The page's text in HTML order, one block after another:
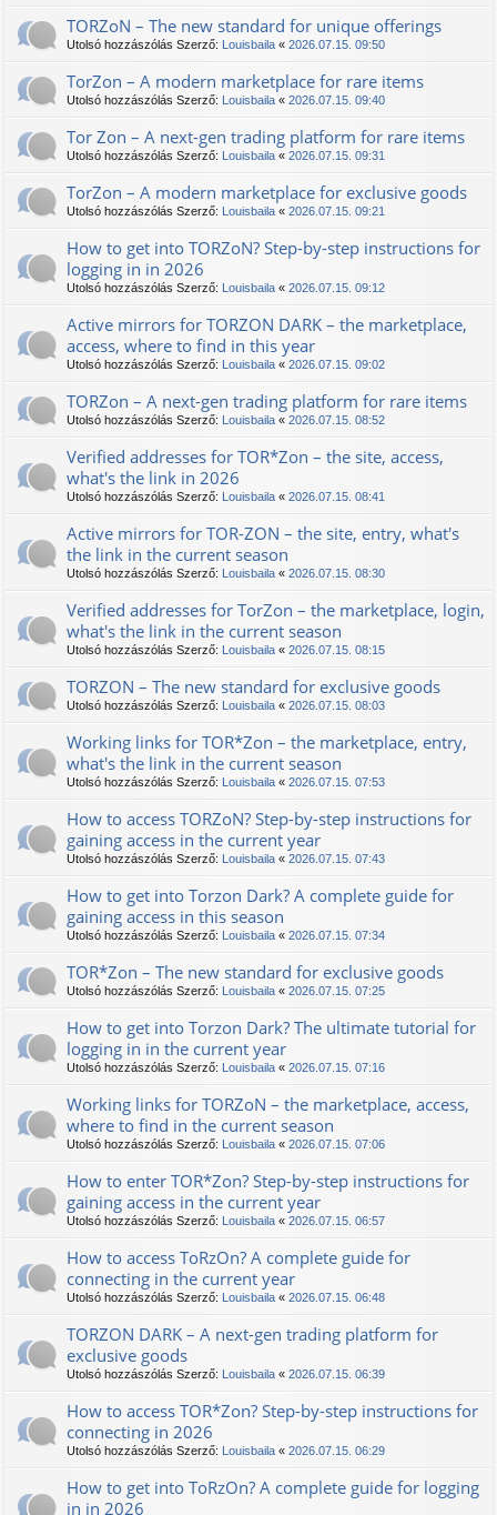
TORZoN – The new standard for unique offerings
Utolsó hozzászólás Szerző: Louisbaila « 2026.07.15. 09:50
TorZon – A modern marketplace for rare items
Utolsó hozzászólás Szerző: Louisbaila « 2026.07.15. 09:40
Tor Zon – A next-gen trading platform for rare items
Utolsó hozzászólás Szerző: Louisbaila « 2026.07.15. 09:31
TorZon – A modern marketplace for exclusive goods
Utolsó hozzászólás Szerző: Louisbaila « 2026.07.15. 09:21
How to get into TORZoN? Step-by-step instructions for
logging in in 2026
Utolsó hozzászólás Szerző: Louisbaila « 2026.07.15. 09:12
Active mirrors for TORZON DARK – the marketplace,
access, where to find in this year
Utolsó hozzászólás Szerző: Louisbaila « 2026.07.15. 09:02
TORZon – A next-gen trading platform for rare items
Utolsó hozzászólás Szerző: Louisbaila « 2026.07.15. 08:52
Verified addresses for TOR*Zon – the site, access,
what's the link in 2026
Utolsó hozzászólás Szerző: Louisbaila « 2026.07.15. 08:41
Active mirrors for TOR-ZON – the site, entry, what's
the link in the current season
Utolsó hozzászólás Szerző: Louisbaila « 2026.07.15. 08:30
Verified addresses for TorZon – the marketplace, login,
what's the link in the current season
Utolsó hozzászólás Szerző: Louisbaila « 2026.07.15. 08:15
ТОRZON – The new standard for exclusive goods
Utolsó hozzászólás Szerző: Louisbaila « 2026.07.15. 08:03
Working links for TOR*Zon – the marketplace, entry,
what's the link in the current season
Utolsó hozzászólás Szerző: Louisbaila « 2026.07.15. 07:53
How to access TORZoN? Step-by-step instructions for
gaining access in the current year
Utolsó hozzászólás Szerző: Louisbaila « 2026.07.15. 07:43
How to get into Torzon Dark? A complete guide for
gaining access in this season
Utolsó hozzászólás Szerző: Louisbaila « 2026.07.15. 07:34
TOR*Zon – The new standard for exclusive goods
Utolsó hozzászólás Szerző: Louisbaila « 2026.07.15. 07:25
How to get into Torzon Dark? The ultimate tutorial for
logging in in the current year
Utolsó hozzászólás Szerző: Louisbaila « 2026.07.15. 07:16
Working links for TORZoN – the marketplace, access,
where to find in the current season
Utolsó hozzászólás Szerző: Louisbaila « 2026.07.15. 07:06
How to enter TOR*Zon? Step-by-step instructions for
gaining access in the current year
Utolsó hozzászólás Szerző: Louisbaila « 2026.07.15. 06:57
How to access TоRzOn? A complete guide for
connecting in the current year
Utolsó hozzászólás Szerző: Louisbaila « 2026.07.15. 06:48
TORZON DARK – A next-gen trading platform for
exclusive goods
Utolsó hozzászólás Szerző: Louisbaila « 2026.07.15. 06:39
How to access TOR*Zon? Step-by-step instructions for
connecting in 2026
Utolsó hozzászólás Szerző: Louisbaila « 2026.07.15. 06:29
How to get into TоRzOn? A complete guide for logging
in in 2026